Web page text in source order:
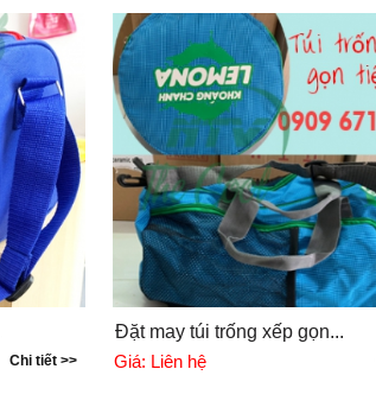
Chi tiết >>
Đặt may túi trống xếp gọn...
Giá: Liên hệ